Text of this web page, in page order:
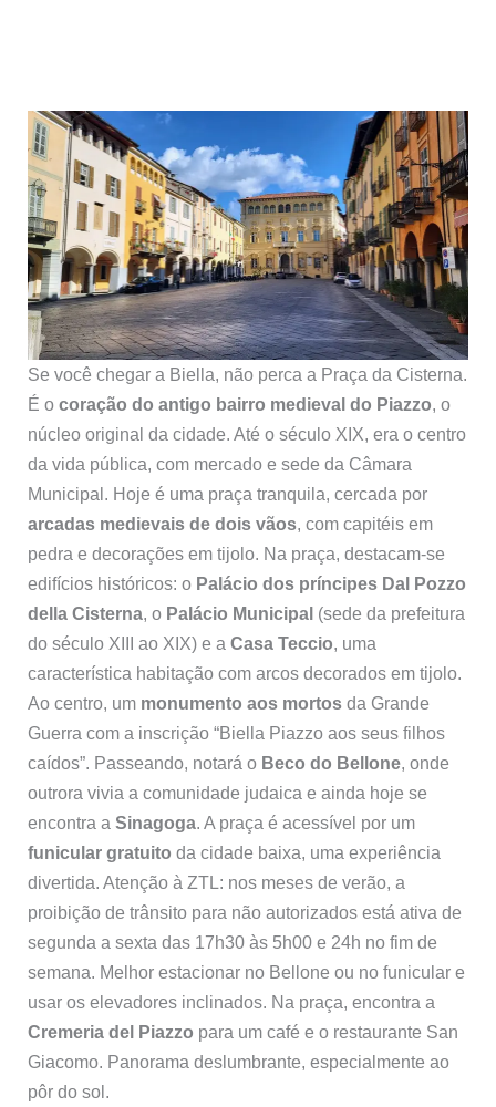
Se você chegar a Biella, não perca a Praça da Cisterna.
É o coração do antigo bairro medieval do Piazzo, o
núcleo original da cidade. Até o século XIX, era o centro
da vida pública, com mercado e sede da Câmara
Municipal. Hoje é uma praça tranquila, cercada por
arcadas medievais de dois vãos, com capitéis em
pedra e decorações em tijolo. Na praça, destacam-se
edifícios históricos: o Palácio dos príncipes Dal Pozzo
della Cisterna, o Palácio Municipal (sede da prefeitura
do século XIII ao XIX) e a Casa Teccio, uma
característica habitação com arcos decorados em tijolo.
Ao centro, um monumento aos mortosda Grande
Guerra com a inscrição “Biella Piazzo aos seus filhos
caídos”. Passeando, notará o Beco do Bellone, onde
outrora vivia a comunidade judaica e ainda hoje se
encontra a Sinagoga. A praça é acessível por um
funicular gratuito da cidade baixa, uma experiência
divertida. Atenção à ZTL: nos meses de verão, a
proibição de trânsito para não autorizados está ativa de
segunda a sexta das 17h30 às 5h00 e 24h no fim de
semana. Melhor estacionar no Bellone ou no funicular e
usar os elevadores inclinados. Na praça, encontra a
Cremeria del Piazzo para um café e o restaurante San
Giacomo. Panorama deslumbrante, especialmente ao
pôr do sol.